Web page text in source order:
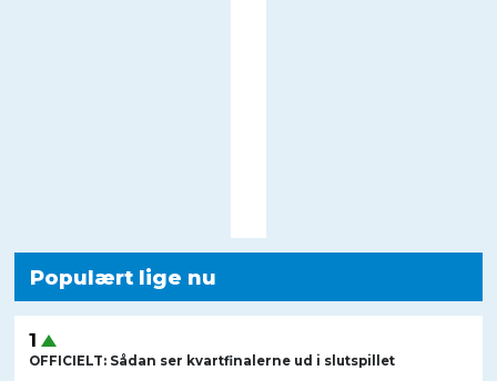
Populært lige nu
OFFICIELT: Sådan ser kvartfinalerne ud i slutspillet